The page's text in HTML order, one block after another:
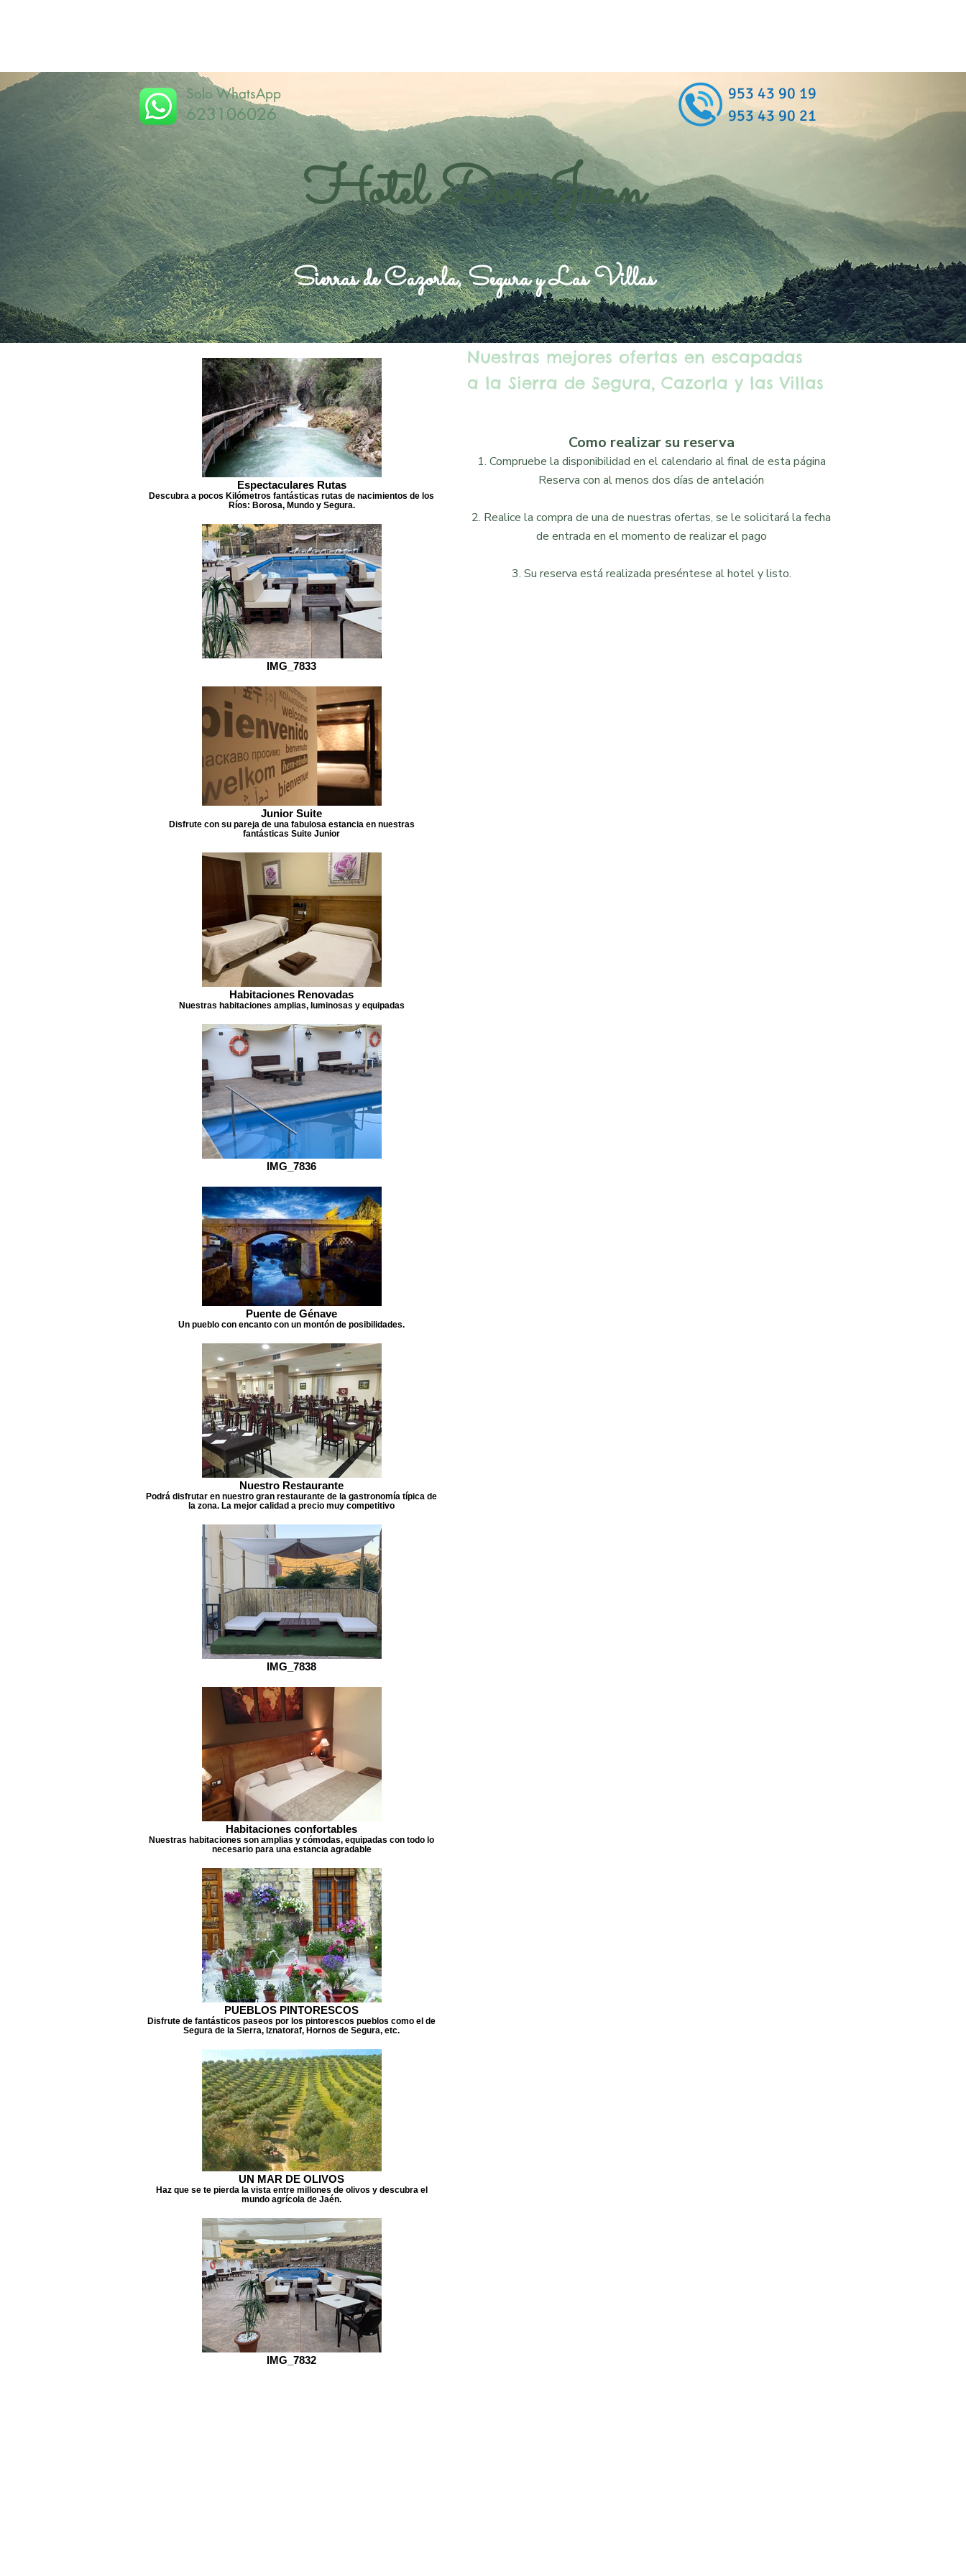
Espectaculares Rutas
Descubra a pocos Kilómetros fantásticas rutas de nacimientos de los
Ríos: Borosa, Mundo y Segura.
IMG_7833
Junior Suite
Disfrute con su pareja de una fabulosa estancia en nuestras
fantásticas Suite Junior
Habitaciones Renovadas
Nuestras habitaciones amplias, luminosas y equipadas
IMG_7836
Puente de Génave
Un pueblo con encanto con un montón de posibilidades.
Nuestro Restaurante
Podrá disfrutar en nuestro gran restaurante de la gastronomía típica de
la zona. La mejor calidad a precio muy competitivo
IMG_7838
Habitaciones confortables
Nuestras habitaciones son amplias y cómodas, equipadas con todo lo
necesario para una estancia agradable
PUEBLOS PINTORESCOS
Disfrute de fantásticos paseos por los pintorescos pueblos como el de
Segura de la Sierra, Iznatoraf, Hornos de Segura, etc.
UN MAR DE OLIVOS
Haz que se te pierda la vista entre millones de olivos y descubra el
mundo agrícola de Jaén.
IMG_7832
Nuestras mejores ofertas en escapadas
a la Sierra de Segura, Cazorla y las Villas
Como realizar su reserva
1. Compruebe la disponibilidad en el calendario al final de esta página
Reserva con al menos dos días de antelación
2. Realice la compra de una de nuestras ofertas, se le solicitará la fecha
de entrada en el momento de realizar el pago
3. Su reserva está realizada preséntese al hotel y listo.
Solo WhatsApp
623106026
953 43 90 19
953 43 90 21
Hotel Don Juan
Sierras de Cazorla, Segura y Las Villas